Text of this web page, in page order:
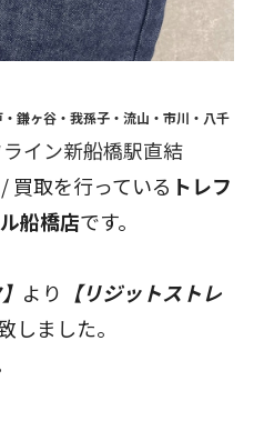
・鎌ヶ谷・我孫子・流山・市川・八千
イン新船橋駅直結
買取を行っている トレフ
船橋店です。
より 【リジットストレ
しました。